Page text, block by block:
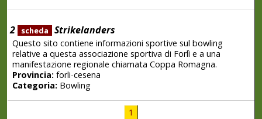
2 scheda Strikelanders
Questo sito contiene informazioni sportive sul bowling
relative a questa associazione sportiva di Forlì e a una
manifestazione regionale chiamata Coppa Romagna.
Provincia:forli-cesena
Categoria:Bowling
1